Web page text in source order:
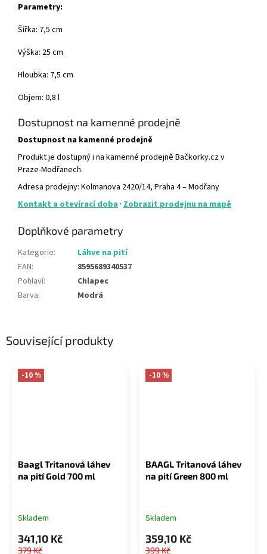
Související produkty
-10 %
Baagl Tritanová láhev
na pití Gold 700 ml
Skladem
341,10 Kč
379 Kč
-10 %
BAAGL Tritanová láhev
na pití Green 800 ml
Skladem
359,10 Kč
399 Kč
Parametry:
Šířka: 7,5 cm
Výška: 25 cm
Hloubka: 7,5 cm
Objem: 0,8 l
Dostupnost na kamenné prodejně
Dostupnost na kamenné prodejně
Produkt je dostupný i na kamenné prodejně Bačkorky.cz v
Praze-Modřanech.
Adresa prodejny: Kolmanova 2420/14, Praha 4 – Modřany
Kontakt a otevírací doba · Zobrazit prodejnu na mapě
Doplňkové parametry
Kategorie:
Láhve na pití
EAN:
8595689340537
Pohlaví:
Chlapec
Barva: Modrá